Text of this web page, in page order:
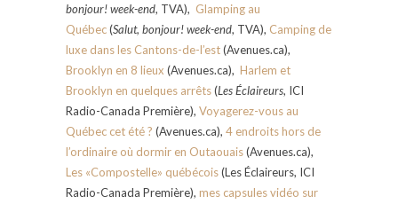
bonjour! week-end, TVA), Glamping au
Québec(Salut, bonjour! week-end, TVA), Camping de
luxe dans les Cantons-de-l’est(Avenues.ca),
Brooklyn en 8 lieux (Avenues.ca), Harlem et
Brooklyn en quelques arrêts(Les Éclaireurs, ICI
Radio-Canada Première), Voyagerez-vous au
Québec cet été ? (Avenues.ca), 4 endroits hors de
l’ordinaire où dormir en Outaouais(Avenues.ca),
Les «Compostelle» québécois(Les Éclaireurs, ICI
Radio-Canada Première), mes capsules vidéo sur